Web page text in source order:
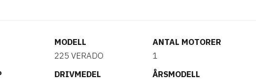
MODELL
225 VERADO
ANTAL MOTORER
1
DRIVMEDEL
ÅRSMODELL